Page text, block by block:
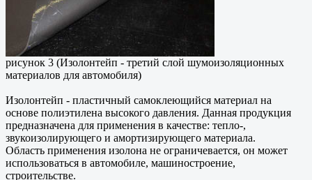
рисунок 3 (Изолонтейп - третий слой шумоизоляционных
материалов для автомобиля)
Изолонтейп - пластичный самоклеющийся материал на
основе полиэтилена высокого давления. Данная продукция
предназначена для применения в качестве: тепло-,
звукоизолирующего и амортизирующего материала.
Область применения изолона не ограничевается, он может
использоваться в автомобиле, машиностроение,
строительстве.